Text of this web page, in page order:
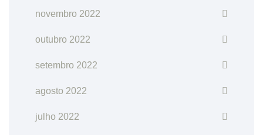
novembro 2022
outubro 2022
setembro 2022
agosto 2022
julho 2022